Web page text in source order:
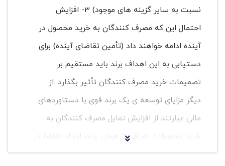
نسبت به سایر گزینه های موجود) 3- افزایش
احتمال این که مصرف کنندگان به خرید محصول در
آینده ادامه خواهند داد (تأمین تقاضای آینده) برای
دستیابی به این اهداف برند باید مستقیم بر
تصمیمات خرید مصرف کنندگان تأثیر بگذارد. از
دیگر مزایای توسعه ی یک برند قوی با دستاوردهای
مالی عبارتند از افزایش تمایل مصرف کنندگان به
خرید محصولات اضافی از همان برند، ایجاد تقاضا در
بازارهای جدید و بهبود کارآیی سازمانی.